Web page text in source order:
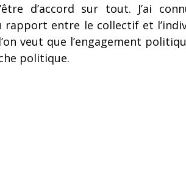
d’accord sur tout. J’ai
rapport entre le collectif et
veut que l’engagement
politique.